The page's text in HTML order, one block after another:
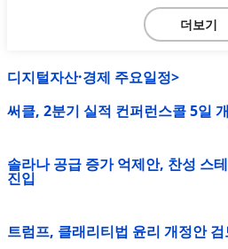
더보기
디지털자산·경제 주요일정>
써클, 2분기 실적 컨퍼런스콜 5일
솔라나 공급 증가 억제안, 찬성 스
진입
트럼프, 클래리티법 윤리 개정안